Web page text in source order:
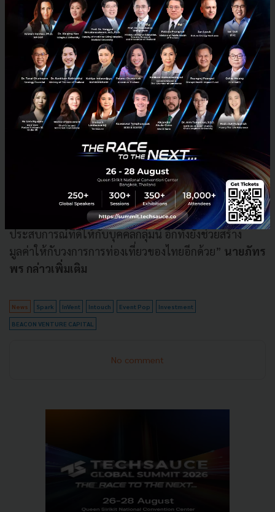
ผ่านมา ได้มีการทดลองใช้กับผู้เข้าร่วมงานกว่า 40,000 คน
ระหว่าง 3 วันที่มีการจัดงาน ระบบสามารถทำงานได้อย่าง
มีเสถียรภาพ สำหรับในปี 2017 Event Pop มีการเปิดตัว
ผลิตภัณฑ์และบริการใหม่ 3 ด้าน ได้แก่ งานเทศกาล/ งาน
บันเทิง งานในส่วนของธุรกิจ และงานในส่วนด้านกีฬา ซึ่ง
หนึ่งในผลิตภัณฑ์จะช่วยเพิ่มประสิทธิภาพและความ
แม่นยำในการทำการตลาดออนไลน์ โดยใช้ข้อมูลความ
สนใจ พฤติกรรมการจ่ายเงิน หรือความคิดเห็นหลังจากการ
เข้าร่วมงานของผู้เข้าร่วมงานมาวิเคราะห์ข้อมูล ปัจจุบัน
ประเทศไทยได้รับการยอมรับและถือว่าเป็นจุดมุ่งหมายใน
การจัดงานต่างๆ ในภูมิภาคเอเชียตะวันออกเฉียงใต้ในช่วง
ระยะเวลา 2-3 ปีที่ผ่านมาเห็นได้จากจำนวนผู้เข้าร่วมงาน
ที่เพิ่มมากขึ้น เราเชื่อว่าบริการของเราจะช่วยสร้าง
ประสบการณ์ที่ดีให้กับบุคคลกลุ่มนี้ อีกทั้งยังช่วยสร้าง
มูลค่าให้กับวงการการท่องเที่ยวของไทยอีกด้วย” นายภัทร
พร กล่าวเพิ่มเติม
News Spark InVent Intouch Event Pop Investment
BEACON VENTURE CAPITAL
No comment